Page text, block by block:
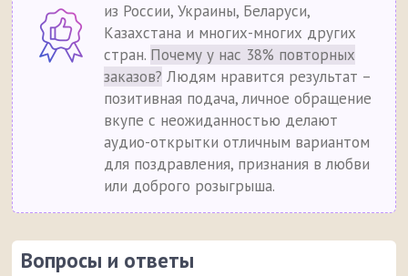
из России, Украины, Беларуси,
Казахстана и многих-многих других
стран. Почему у нас 38% повторных
заказов? Людям нравится результат –
позитивная подача, личное обращение
вкупе с неожиданностью делают
аудио-открытки отличным вариантом
для поздравления, признания в любви
или доброго розыгрыша.
Вопросы и ответы